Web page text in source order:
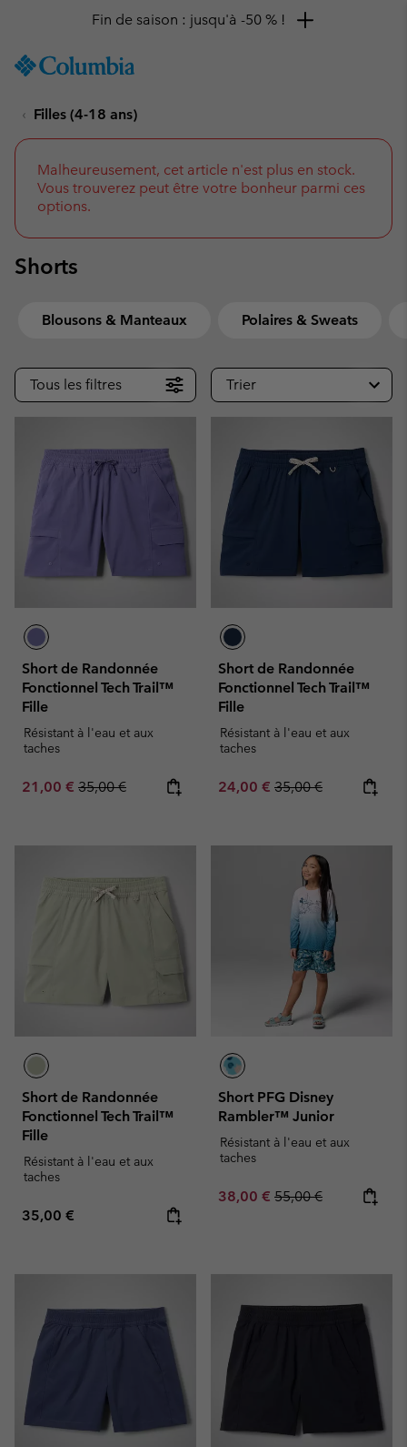
TO
SKIP
NAV
SKIP
TO
SEARCH
Fin de saison : jusqu'à -50 % !
Filles (4-18 ans)
Malheureusement, cet article n'est plus en stock.
Vous trouverez peut être votre bonheur parmi ces
options.
Shorts
Blousons & Manteaux Polaires & Sweats
Tous les filtres Trier
Short de Randonnée
Fonctionnel Tech Trail™
Fille
Résistant à l'eau et aux
taches
Sale price:
21,00 € Regular price:
35,00 €
Short de Randonnée
Fonctionnel Tech Trail™
Fille
Résistant à l'eau et aux
taches
Sale price:
24,00 € Regular price:
35,00 €
Short de Randonnée
Fonctionnel Tech Trail™
Fille
Résistant à l'eau et aux
taches
Regular price:
35,00 €
Short PFG Disney
Rambler™ Junior
Résistant à l'eau et aux
taches
Sale price:
38,00 € Regular price:
55,00 €